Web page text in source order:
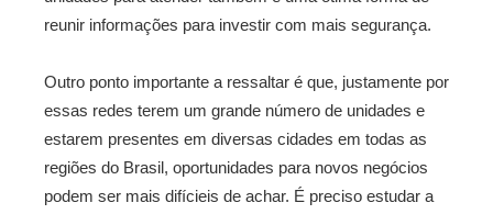
reunir informações para investir com mais segurança.
Outro ponto importante a ressaltar é que, justamente por
essas redes terem um grande número de unidades e
estarem presentes em diversas cidades em todas as
regiões do Brasil, oportunidades para novos negócios
podem ser mais difícieis de achar. É preciso estudar a